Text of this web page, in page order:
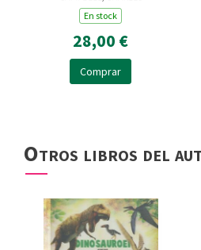
En stock
28,00 €
Comprar
Otros libros del